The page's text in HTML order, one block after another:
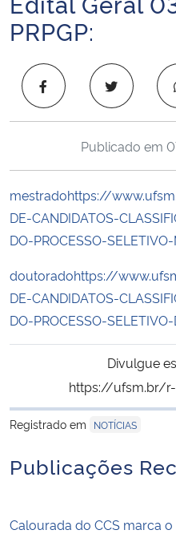
Ministério da Cidadania
Ministério da Saúde
Ministério de Minas e Energia
Ministério da Ciência, Tecnologia,
Ministério do Meio Ambiente
Ministério do Desenvolvimento
Ministério da Mulher, da Família e
Secretaria-Geral
Secretaria de Governo
PRPGP:
Publicado em
mestradohttps://
DE-CANDIDATOS-
DO-PROCESSO-
doutoradohttps://
DE-CANDIDATOS-
DO-PROCESSO-
Divulgue
https://ufsm.br/r-
Registrado em
NOTÍCIAS
Publicações
Calourada do CCS marca